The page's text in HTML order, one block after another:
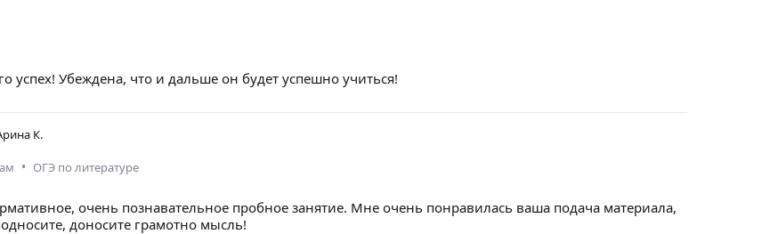
успех! Убеждена, что и дальше он будет успешно учиться!
К.
• ОГЭ по литературе
очень познавательное пробное занятие. Мне очень понравилась ваша подача материала,
доносите грамотно мысль!